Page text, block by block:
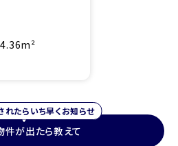
れたらいち早くお知らせ
件が出たら教えて